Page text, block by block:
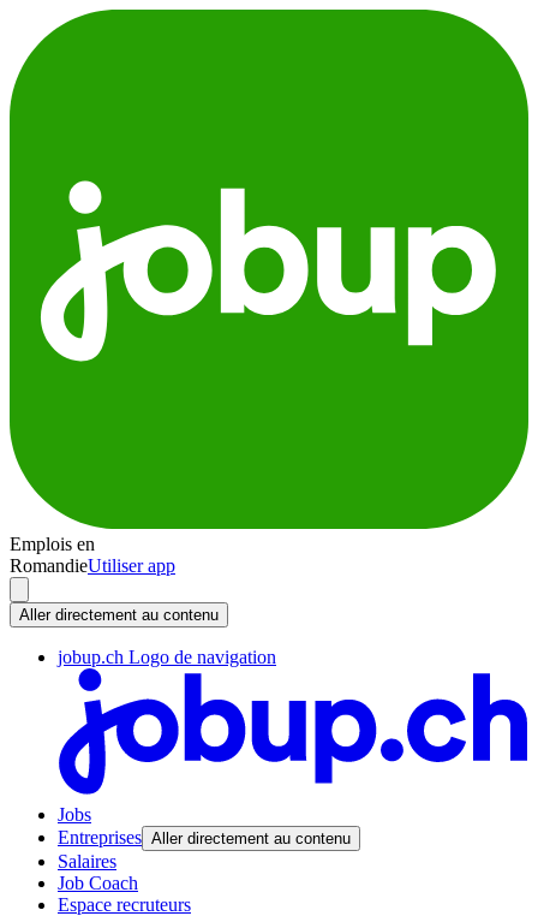
Emplois en
RomandieUtiliser app
Aller directement au contenu
jobup.ch Logo de navigation
Jobs
Entreprises Aller directement au contenu
Salaires
Job Coach
Espace recruteurs